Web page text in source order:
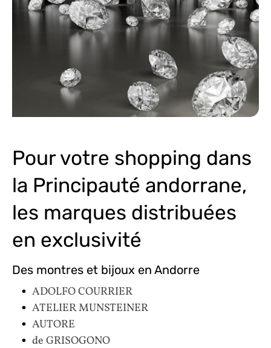
Pour votre shopping dans
la Principauté andorrane,
les marques distribuées
en exclusivité
Des montres et bijoux en Andorre
ADOLFO COURRIER
ATELIER MUNSTEINER
AUTORE
de GRISOGONO